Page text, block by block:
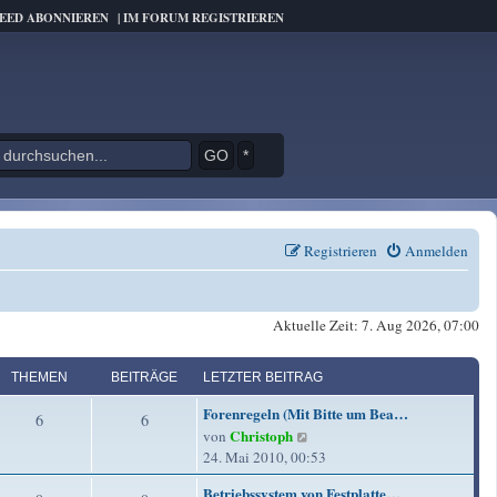
ABONNIEREN |IM FORUM REGISTRIEREN
*
Anmelden
Registrieren
Aktuelle Zeit: 7. Aug 2026, 07:00
THEMEN BEITRÄGE LETZTER BEITRAG
6T
6B
L
e
t
z
t
Forenregeln (Mit Bitte um Bea…
von Christoph
e
u
24. Mai 2010, 00:53
L